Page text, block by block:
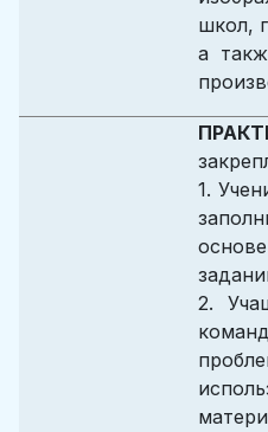
школ,
а
1.
2.